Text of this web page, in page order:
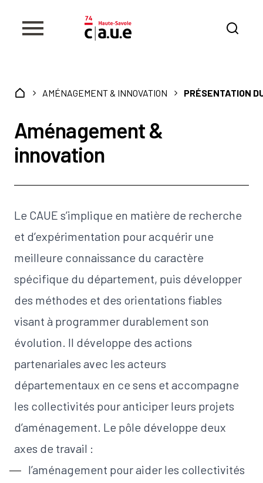
AMÉNAGEMENT & INNOVATION PRÉSENTATION
Aménagement &
innovation
Le CAUE s’implique en matière de recherche
et d’expérimentation pour acquérir une
meilleure connaissance du caractère
spécifique du département, puis développer
des méthodes et des orientations fiables
visant à programmer durablement son
évolution. Il développe des actions
partenariales avec les acteurs
départementaux en ce sens et accompagne
les collectivités pour anticiper leurs projets
d’aménagement. Le pôle développe deux
axes de travail :
l’aménagement pour aider les collectivités